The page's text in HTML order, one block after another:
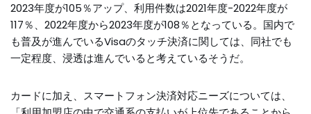
2023年度が105％アップ、利用件数は2021年度-2022年度が
117％、2022年度から2023年度が108％となっている。国内で
も普及が進んでいるVisaのタッチ決済に関しては、同社でも
一定程度、浸透は進んでいると考えているそうだ。
カードに加え、スマートフォン決済対応ニーズについては、